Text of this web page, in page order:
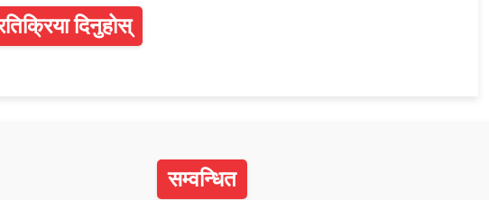
दिनुहोस्
सम्वन्धित